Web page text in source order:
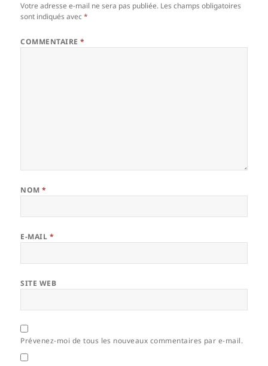
Votre adresse e-mail ne sera pas publiée. Les champs obligatoires
sont indiqués avec*
COMMENTAIRE*
NOM*
E-MAIL *
SITE WEB
Prévenez-moi de tous les nouveaux commentaires par e-mail.